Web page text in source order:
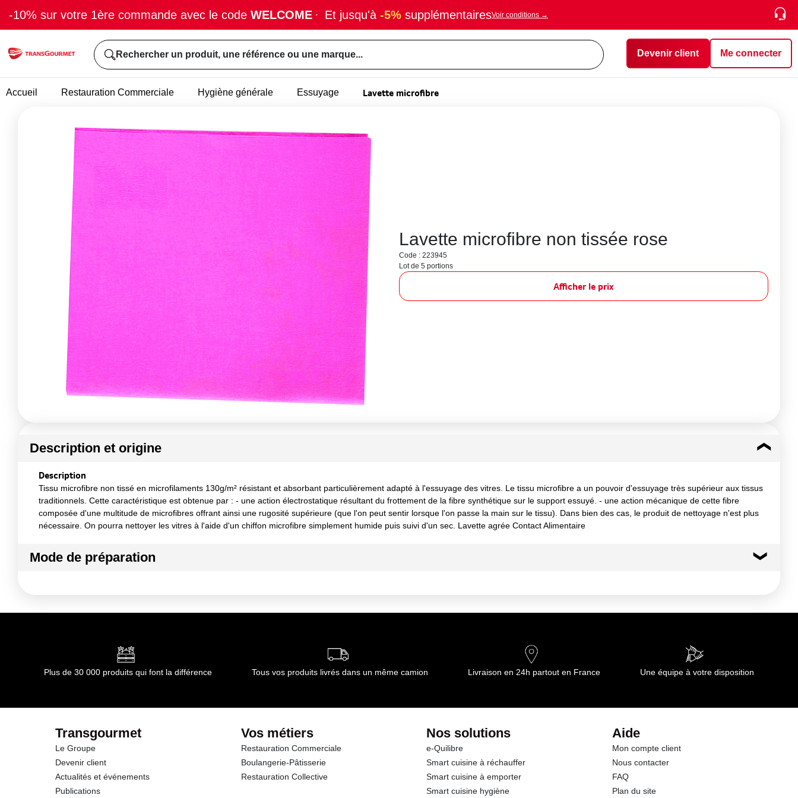
-10% sur votre 1ère commande avec le code WELCOME · Et jusqu'à -5% supplémentairesVoir conditions →
Rechercher un produit, une référence ou une marque... Devenir client Me connecter
Accueil Restauration Commerciale Hygiène générale Essuyage Lavette microfibre
Lavette microfibre non tissée rose
Code : 223945
Lot de 5 portions
Afficher le prix
Description et origine
Description
Tissu microfibre non tissé en microfilaments 130g/m² résistant et absorbant particulièrement adapté à l'essuyage des vitres. Le tissu microfibre a un pouvoir d'essuyage très supérieur aux tissus
traditionnels. Cette caractéristique est obtenue par : - une action électrostatique résultant du frottement de la fibre synthétique sur le support essuyé. - une action mécanique de cette fibre
composée d'une multitude de microfibres offrant ainsi une rugosité supérieure (que l'on peut sentir lorsque l'on passe la main sur le tissu). Dans bien des cas, le produit de nettoyage n'est plus
nécessaire. On pourra nettoyer les vitres à l'aide d'un chiffon microfibre simplement humide puis suivi d'un sec. Lavette agrée Contact Alimentaire
Mode de préparation
Plus de 30 000 produits qui font la différence Tous vos produits livrés dans un même camion Livraison en 24h partout en France Une équipe à votre disposition
Transgourmet
Le Groupe
Devenir client
Actualités et événements
Publications
Vos métiers
Restauration Commerciale
Boulangerie-Pâtisserie
Restauration Collective
Nos solutions
e-Quilibre
Smart cuisine à réchauffer
Smart cuisine à emporter
Smart cuisine hygiène
Aide
Mon compte client
Nous contacter
FAQ
Plan du site